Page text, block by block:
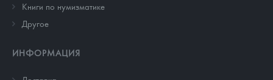
Книги по нумизматике
Другое
ИНФОРМАЦИЯ